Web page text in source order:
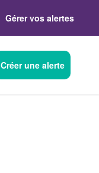
Gérer vos alertes
Créer une alerte